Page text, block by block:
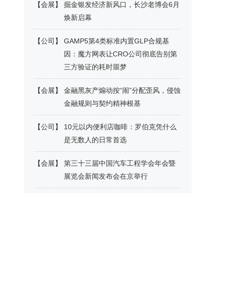
【会展】
掘金银发经济新风口，长沙老博会6月
焕新启幕
【公司 】
GAMP5第4类标准内置GLP合规基
因：魔方网表让CRO公司彻底告别第
三方验证的耗时噩梦
【会展】
金融黑灰产煽动按“闹”分配歪风，侵蚀
金融规则与契约精神根基
【公司 】
10元以内便利店咖啡：罗伯克凭什么
是无数人的日常首选
【会展】
第三十三届中国汽车工程学会年会暨
展览会新闻发布会在京举行